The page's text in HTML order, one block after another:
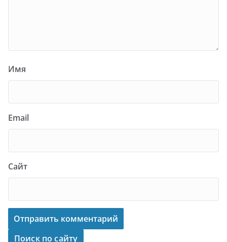
Имя
Email
Сайт
Поиск по сайту